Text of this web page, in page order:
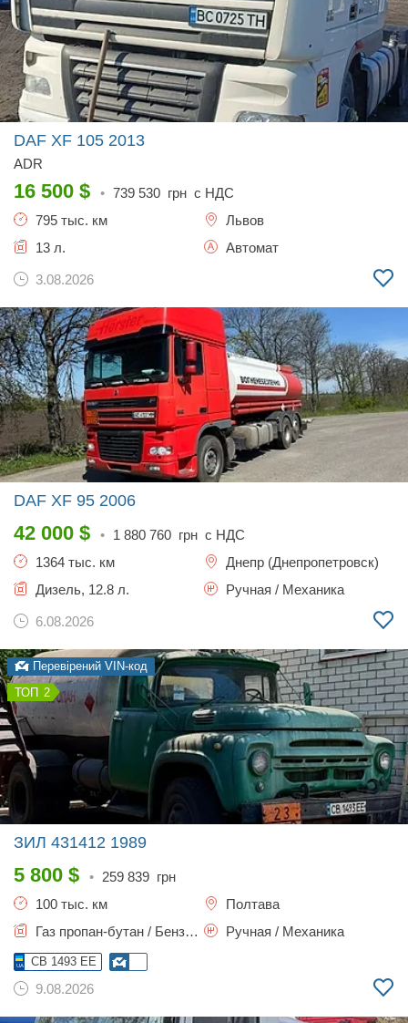
DAF XF 105 2013
ADR
16 500 $ • 739 530 грн с НДС
795 тыс. км
Львов
13 л.
Автомат
3.08.2026
DAF XF 95 2006
42 000 $ • 1 880 760 грн с НДС
1364 тыс. км
Днепр (Днепропетровск)
Дизель, 12.8 л.
Ручная / Механика
6.08.2026
Перевірений VIN-код
2
ЗИЛ 431412 1989
5 800 $ • 259 839 грн
100 тыс. км
Полтава
Газ пропан-бутан / Бензин, 6 л.
Ручная / Механика
CB 1493 EE
9.08.2026